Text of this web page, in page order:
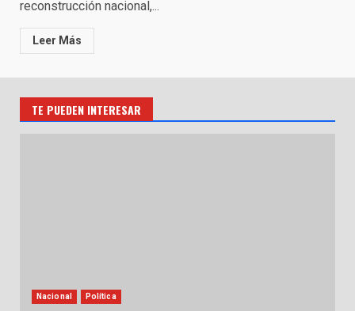
reconstrucción nacional,...
Leer Más
TE PUEDEN INTERESAR
Nacional Política